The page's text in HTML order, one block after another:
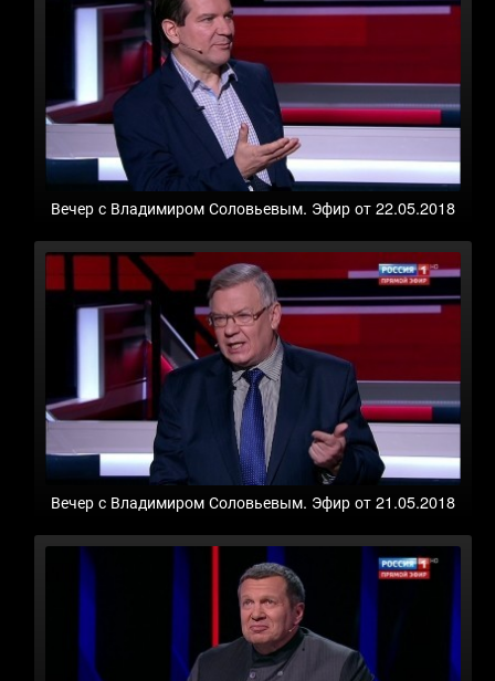
Вечер с Владимиром Соловьевым. Эфир от 22.05.2018
Вечер с Владимиром Соловьевым. Эфир от 21.05.2018